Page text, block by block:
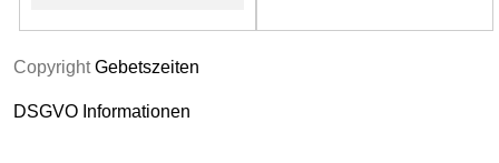
CopyrightGebetszeiten
DSGVO Informationen